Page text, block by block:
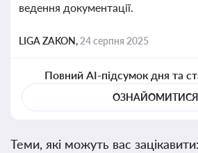
ведення документації.
LIGA ZAKON, 24 серпня 2025
Повний AI-підсумок дня та
ОЗНАЙОМИТИСЯ
Теми, які можуть вас зацікавити: